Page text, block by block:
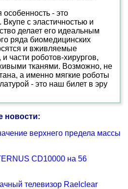
- это
с эластичностью и
делает его идеальным
ряда биомедицинских
и вживляемые
части роботов-хирургов,
тканями. Возможно, не
а именно мягкие роботы
- это наш билет в эру
новости:
верхнего предела массы
CD10000 на 56
телевизор Raelclear